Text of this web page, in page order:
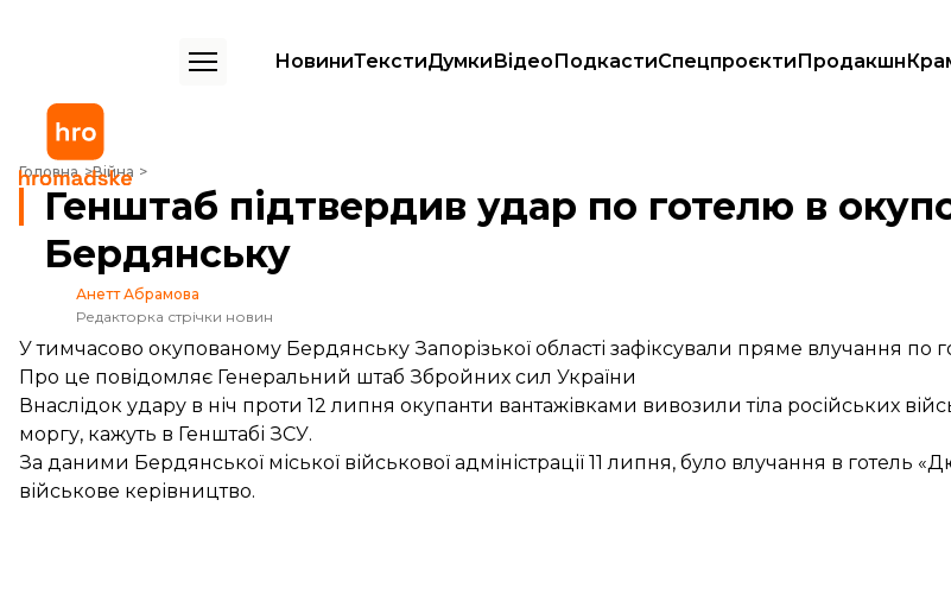
НовиниТекстиДумкиВідеоПодкастиСпецпроєктиПродакшн
Головна Війна
Генштаб підтвердив удар по готелю в окупованому Бердянську
Генштаб підтвердив удар по готелю в
Бердянську
Анетт Абрамова
Редакторка стрічки новин
У тимчасово окупованому Бердянську Запорізької області зафіксували пряме влучання по
Про це повідомляє Генеральний штаб Збройних сил України
Внаслідок удару в ніч проти 12 липня окупанти вантажівками вивозили тіла російських
моргу, кажуть в Генштабі ЗСУ.
За даними Бердянської міської військової адміністрації 11 липня, було влучання в готель
військове керівництво.